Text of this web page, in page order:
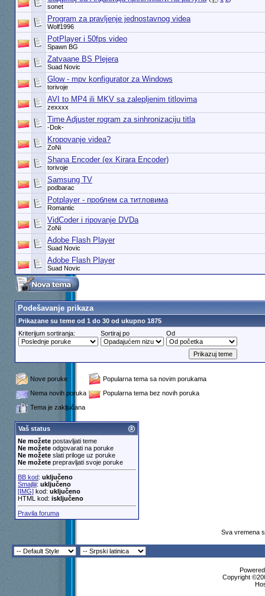
sonet
Program za pravljenje jednostavnog videa
Wolf1996
PotPlayer i 50fps video
Spawn BG
Zatvaane BS Plejera
Suad Novic
Glow - mpv konfigurator za Windows
torivoje
AVI to MP4 ili MKV sa zalepljenim titlovima
zexxxx
Time Adjuster rogram za sinhronizaciju titla
-Dok-
Kropovanje videa?
ZoNi
Shana Encoder (ex Kirara Encoder)
torivoje
Samsung TV
podbarac
Potplayer - проблем са титловима
Romantic
VidCoder i ripovanje DVDa
ZoNi
Adobe Flash Player
Suad Novic
Adobe Flash Player
Suad Novic
Podešavanje prikaza
Prikazane su teme od 1 do 30 od ukupno 1875
Kriterijum sortiranja:
Sortiraj po Od
Nove poruke
Popularna tema sa novim porukama
Nema novih poruka
Popularna tema bez novih poruka
Tema je zaključana
Vaš status
Ne možetepostavljati teme
Ne možeteodgovarati na poruke
Ne možeteslati priloge uz poruke
Ne možeteprepravljati svoje poruke
BB kod: uključeno
Smajliji: uključeno
[IMG]kod: uključeno
HTML kod: isključeno
Pravila foruma
Sva vremena
Copyright